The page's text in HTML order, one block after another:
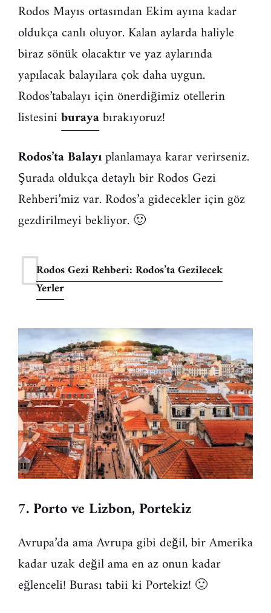
Rodos Mayıs ortasından Ekim ayına kadar
oldukça canlı oluyor. Kalan aylarda haliyle
biraz sönük olacaktır ve yaz aylarında
yapılacak balayılara çok daha uygun.
Rodos’tabalayı için önerdiğimiz otellerin
listesiniburayabırakıyoruz!
Rodos’ta Balayıplanlamaya karar verirseniz.
Şurada oldukça detaylı bir Rodos Gezi
Rehberi’miz var. Rodos’a gidecekler için göz
gezdirilmeyi bekliyor. 🙂
Rodos Gezi Rehberi: Rodos’ta Gezilecek
Yerler
7. Porto ve Lizbon, Portekiz
Avrupa’da ama Avrupa gibi değil, bir Amerika
kadar uzak değil ama en az onun kadar
eğlenceli! Burası tabii ki Portekiz! 🙂